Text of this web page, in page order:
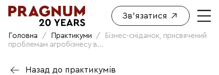
Зв'язатися
Головна / Практикуми /
Бізнес-сніданок, присвячений
проблемам агробізнесу в...
Назад до практикумів